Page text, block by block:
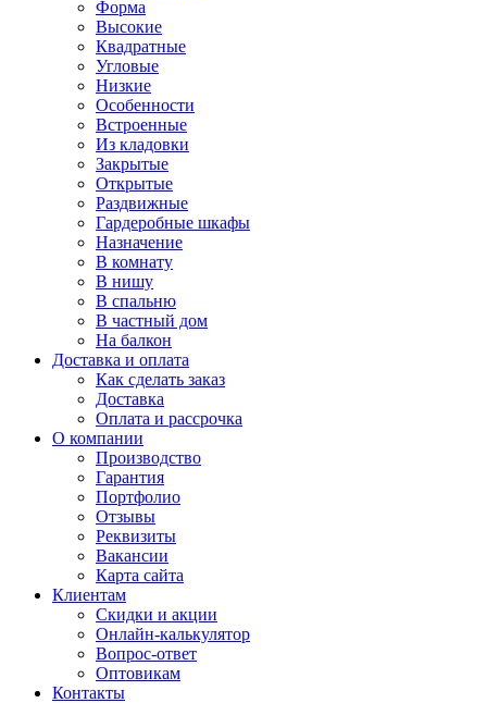
Форма
Высокие
Квадратные
Угловые
Низкие
Особенности
Встроенные
Из кладовки
Закрытые
Открытые
Раздвижные
Гардеробные шкафы
Назначение
В комнату
В нишу
В спальню
В частный дом
На балкон
Доставка и оплата
Как сделать заказ
Доставка
Оплата и рассрочка
О компании
Производство
Гарантия
Портфолио
Отзывы
Реквизиты
Вакансии
Карта сайта
Клиентам
Скидки и акции
Онлайн-калькулятор
Вопрос-ответ
Оптовикам
Контакты